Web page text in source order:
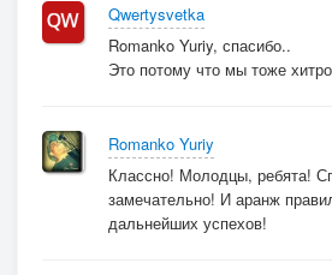
Qwertysvetka
Romanko Yuriy, спасибо..
Это потому что мы тоже
Romanko Yuriy
Классно! Молодцы, ребята!
замечательно! И аранж
дальнейших успехов!